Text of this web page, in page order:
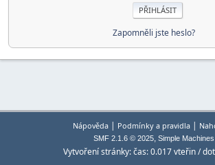
Zapomněli jste heslo?
Nápověda| Podmínky a pravidla|
SMF 2.1.6 © 2025, Simple Machines
Vytvoření stránky: čas: 0.017 vteřin /